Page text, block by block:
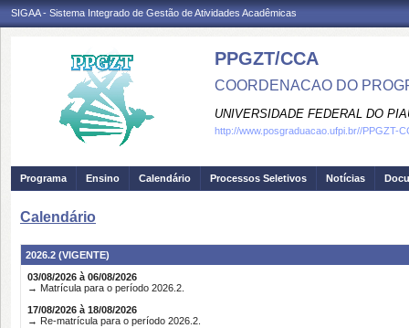
SIGAA - Sistema Integrado de Gestão de Atividades Acadêmicas
PPGZT/CCA
COORDENACAO DO
UNIVERSIDADE FEDERAL DO
http://www.posgraduacao.ufpi.br//PPGZT-
Programa Ensino Calendário Processos Seletivos Notícias
Calendário
2026.2 (VIGENTE)
03/08/2026 à 06/08/2026
→ Matrícula para o período 2026.2.
17/08/2026 à 18/08/2026
→ Re-matrícula para o período 2026.2.